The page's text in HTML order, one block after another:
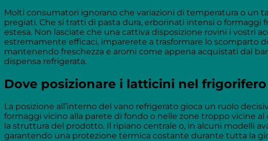
Molti consumatori ignorano che variazioni di temperatura o
pregiati. Che si tratti di pasta dura, erborinati intensi o
estesa. Non lasciate che una cattiva disposizione rovini i vostri
estremamente efficaci, imparerete a trasformare lo scomparto
mantenendo freschezza e aromi come appena acquistati dal
dispensa refrigerata.
Dove posizionare i latticini nel frigorifero
La posizione all’interno del vano refrigerato gioca un ruolo
formaggi vicino alla parete di fondo o nelle zone troppo vicine
la struttura del prodotto. Il ripiano centrale o, in alcuni modelli
garantendo una protezione termica costante durante tutta la